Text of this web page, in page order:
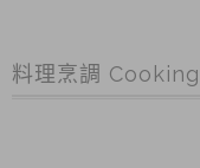
料理烹調 Cooking